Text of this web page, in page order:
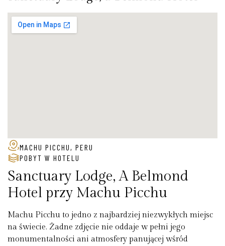
MACHU PICCHU, PERU
POBYT W HOTELU
Sanctuary Lodge, A Belmond
Hotel przy Machu Picchu
Machu Picchu to jedno z najbardziej niezwykłych miejsc
na świecie. Żadne zdjęcie nie oddaje w pełni jego
monumentalności ani atmosfery panującej wśród